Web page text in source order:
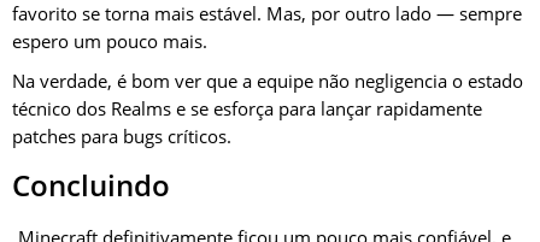
favorito se torna mais estável. Mas, por outro lado — sempre
espero um pouco mais.
Na verdade, é bom ver que a equipe não negligencia o estado
técnico dos Realms e se esforça para lançar rapidamente
patches para bugs críticos.
Concluindo
Minecraft definitivamente ficou um pouco mais confiável, e